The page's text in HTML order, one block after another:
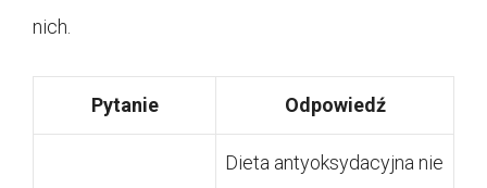
nich.
Pytanie Odpowiedź
Dieta antyoksydacyjna nie